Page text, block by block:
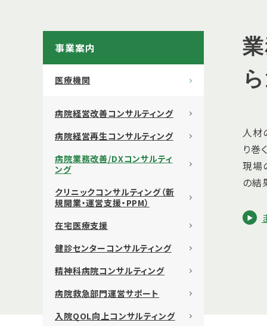
事業案内
医療機関
病院経営改善コンサルティング
病院経営再生コンサルティング
病院業務改善/DXコンサルティ
ング
クリニックコンサルティング（新
規開業・運営支援・PPM）
在宅医療支援
健診センターコンサルティング
精神科病院コンサルティング
病院救急部門運営サポート
入院QOL向上コンサルティング
人材
り巻
現場
の結